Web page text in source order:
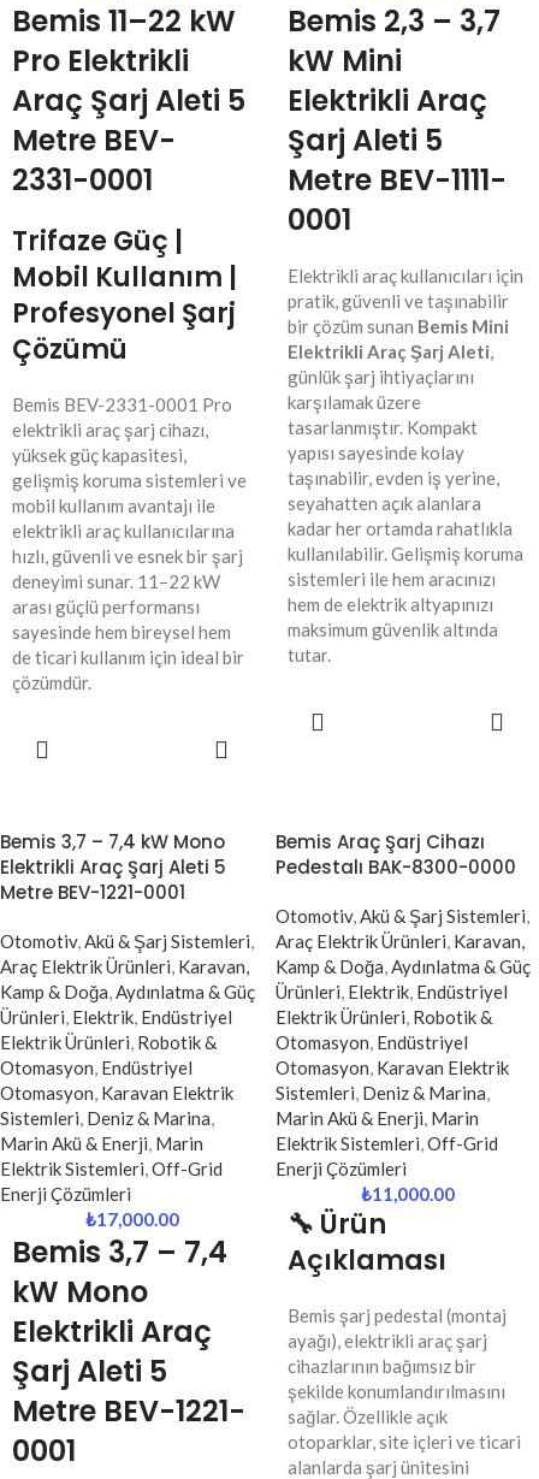
Bemis 11–22 kW
Pro Elektrikli
Araç Şarj Aleti 5
Metre BEV-
2331-0001
Trifaze Güç |
Mobil Kullanım |
Profesyonel Şarj
Çözümü
Bemis BEV-2331-0001 Pro
elektrikli araç şarj cihazı,
yüksek güç kapasitesi,
gelişmiş koruma sistemleri ve
mobil kullanım avantajı ile
elektrikli araç kullanıcılarına
hızlı, güvenli ve esnek bir şarj
deneyimi sunar. 11–22 kW
arası güçlü performansı
sayesinde hem bireysel hem
de ticari kullanım için ideal bir
çözümdür.
Bemis 2,3 – 3,7
kW Mini
Elektrikli Araç
Şarj Aleti 5
Metre BEV-1111-
0001
Elektrikli araç kullanıcıları için
pratik, güvenli ve taşınabilir
bir çözüm sunan Bemis Mini
Elektrikli Araç Şarj Aleti,
günlük şarj ihtiyaçlarını
karşılamak üzere
tasarlanmıştır. Kompakt
yapısı sayesinde kolay
taşınabilir, evden iş yerine,
seyahatten açık alanlara
kadar her ortamda rahatlıkla
kullanılabilir. Gelişmiş koruma
sistemleri ile hem aracınızı
hem de elektrik altyapınızı
maksimum güvenlik altında
tutar.
Bemis 3,7 – 7,4 kW Mono
Elektrikli Araç Şarj Aleti 5
Metre BEV-1221-0001
Otomotiv,Akü & Şarj Sistemleri,
Araç Elektrik Ürünleri, Karavan,
Kamp & Doğa,Aydınlatma & Güç
Ürünleri, Elektrik, Endüstriyel
Elektrik Ürünleri, Robotik &
Otomasyon, Endüstriyel
Otomasyon, Karavan Elektrik
Sistemleri, Deniz & Marina,
Marin Akü & Enerji, Marin
Elektrik Sistemleri,Off-Grid
Enerji Çözümleri
₺17,000.00
Bemis 3,7 – 7,4
kW Mono
Elektrikli Araç
Şarj Aleti 5
Metre BEV-1221-
0001
Bemis Araç Şarj Cihazı
Pedestalı BAK-8300-0000
Otomotiv,Akü & Şarj Sistemleri,
Araç Elektrik Ürünleri, Karavan,
Kamp & Doğa,Aydınlatma & Güç
Ürünleri, Elektrik, Endüstriyel
Elektrik Ürünleri, Robotik &
Otomasyon, Endüstriyel
Otomasyon, Karavan Elektrik
Sistemleri, Deniz & Marina,
Marin Akü & Enerji, Marin
Elektrik Sistemleri,Off-Grid
Enerji Çözümleri
₺11,000.00
🔧 Ürün
Açıklaması
Bemis şarj pedestal (montaj
ayağı), elektrikli araç şarj
cihazlarının bağımsız bir
şekilde konumlandırılmasını
sağlar. Özellikle açık
otoparklar, site içleri ve ticari
alanlarda şarj ünitesini